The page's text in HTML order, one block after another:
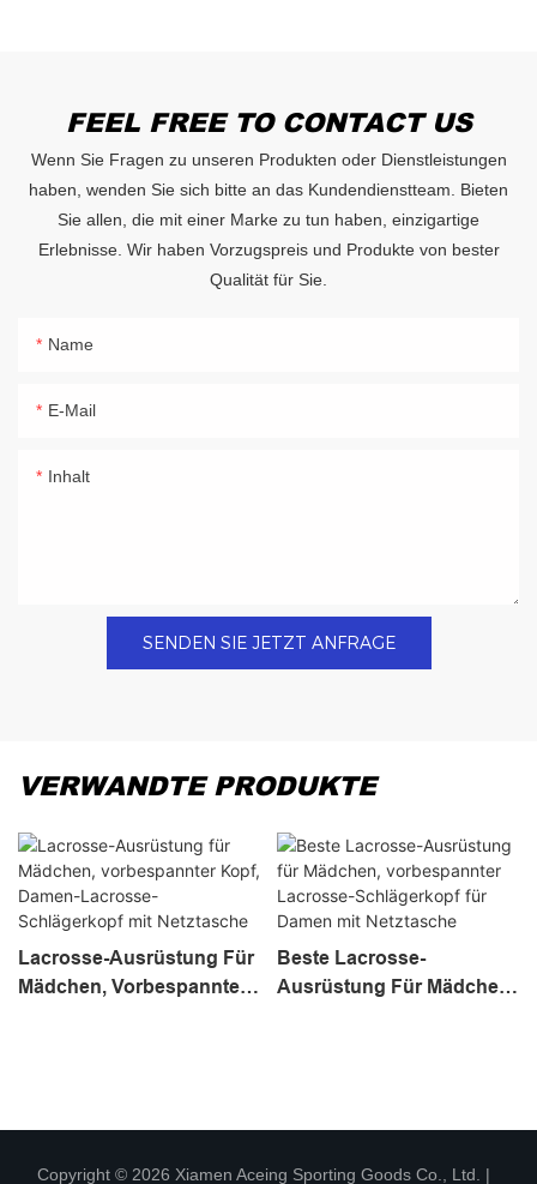
FEEL FREE TO CONTACT US
Wenn Sie Fragen zu unseren Produkten oder Dienstleistungen
haben, wenden Sie sich bitte an das Kundendienstteam. Bieten
Sie allen, die mit einer Marke zu tun haben, einzigartige
Erlebnisse. Wir haben Vorzugspreis und Produkte von bester
Qualität für Sie.
Name
E-Mail
Inhalt
SENDEN SIE JETZT ANFRAGE
VERWANDTE PRODUKTE
Lacrosse-Ausrüstung Für
Mädchen, Vorbespannter
Beste Lacrosse-
Ausrüstung Für Mädchen,
Copyright © 2026 Xiamen Aceing Sporting Goods Co., Ltd. |